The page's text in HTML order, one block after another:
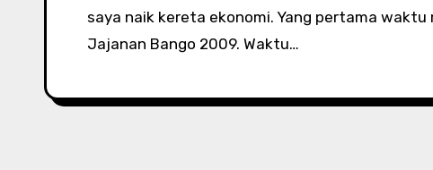
saya naik kereta ekonomi. Yang pertama
Jajanan Bango 2009. Waktu…